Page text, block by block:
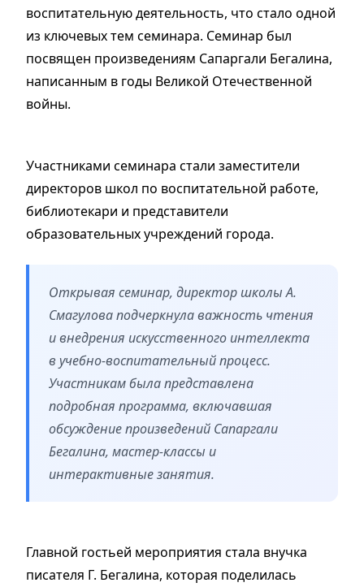
воспитательную деятельность, что стало одной
из ключевых тем семинара. Семинар был
посвящен произведениям Сапаргали Бегалина,
написанным в годы Великой Отечественной
войны.
Участниками семинара стали заместители
директоров школ по воспитательной работе,
библиотекари и представители
образовательных учреждений города.
Открывая семинар, директор школы А.
Смагулова подчеркнула важность чтения
и внедрения искусственного интеллекта
в учебно-воспитательный процесс.
Участникам была представлена
подробная программа, включавшая
обсуждение произведений Сапаргали
Бегалина, мастер-классы и
интерактивные занятия.
Главной гостьей мероприятия стала внучка
писателя Г. Бегалина, которая поделилась